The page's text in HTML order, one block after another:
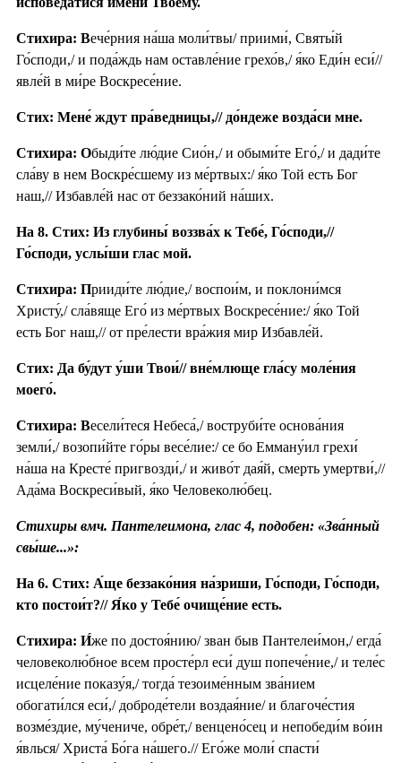
Стихира: Вече́рния на́ша моли́твы/ приими́, Святы́й
Го́споди,/ и пода́ждь нам оставле́ние грехо́в,/ я́ко Еди́н еси́//
явле́й в ми́ре Воскресе́ние.
Стих: Мене́ ждут пра́ведницы,// до́ндеже возда́си мне.
Стихира: Обыди́те лю́дие Сио́н,/ и обыми́те Его́,/ и дади́те
сла́ву в нем Воскре́сшему из ме́ртвых:/ я́ко Той есть Бог
наш,// Избавле́й нас от беззако́ний на́ших.
На 8. Стих: Из глубины́ воззва́х к Тебе́, Го́споди,//
Го́споди, услы́ши глас мой.
Стихира: Прииди́те лю́дие,/ воспои́м, и поклони́мся
Христу́,/ сла́вяще Его́ из ме́ртвых Воскресе́ние:/ я́ко Той
есть Бог наш,// от пре́лести вра́жия мир Избавле́й.
Стих: Да бу́дут у́ши Твои́// вне́млюще гла́су моле́ния
моего́.
Стихира: Весели́теся Небеса́,/ воструби́те основа́ния
земли́,/ возопи́йте го́ры весе́лие:/ се бо Емману́ил грехи́
на́ша на Кресте́ пригвозди́,/ и живо́т дая́й, смерть умертви́,//
Ада́ма Воскреси́вый, я́ко Человеколю́бец.
Стихиры вмч. Пантелеимона, глас 4, подобен: «Зва́нный
свы́ше...»:
На 6. Стих: А́ще беззако́ния на́зриши, Го́споди, Го́споди,
кто постои́т?// Я́ко у Тебе́ очище́ние есть.
Стихира: И́же по достоя́нию/ зван быв Пантелеи́мон,/ егда́
человеколю́бное всем просте́рл еси́ душ попече́ние,/ и теле́с
исцеле́ние показу́я,/ тогда́ тезоиме́нным зва́нием
обогати́лся еси́,/ доброде́тели воздая́ние/ и благоче́стия
возме́здие, му́чениче, обре́т,/ венцено́сец и непобеди́м во́ин
я́влься/ Христа́ Бо́га на́шего.// Его́же моли́ спасти́